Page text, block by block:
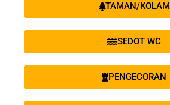
TAMAN/KOLAM
SEDOT WC
PENGECORAN